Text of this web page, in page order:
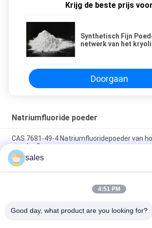
Krijg de beste prijs voor
Synthetisch Fijn
netwerk van het
Doorgaan
Natriumfluoride poeder
CAS 7681-49-4 Natriumfluoridepoeder van
voor lasflux
Jumbo Bag Synthetische natriumcryoliet
Na3alf6, gebruikt voor flux
Hoog - van het het fluoridepoeder van het
sales
4:51 PM
Good day, what product are you looking for?